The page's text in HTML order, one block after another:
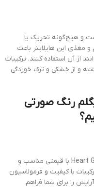
و هیچ‌گونه تحریک یا
مغذی این هایلایتر باعث
آن استفاده کنند. ترکیبات
و از خشکی و ترک خوردگی
رنگ صورتی
هایلایتر فضایی شیگلم رنگ صورتی Heart Galaxy با قیمتی مناسب و
با کیفیت و فرمولاسیون
را برای شما فراهم